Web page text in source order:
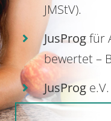
JMStV).
JusProgfür
bewertet –
JusProg